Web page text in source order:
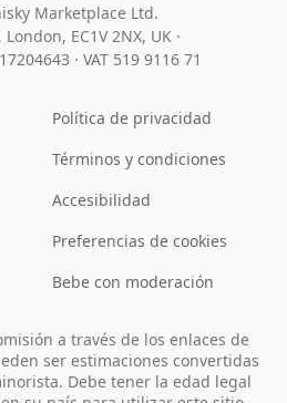
Marketplace Ltd.
EC1V 2NX, UK ·
· VAT 519 9116 71
Política de privacidad
Términos y condiciones
Accesibilidad
Preferencias de cookies
Bebe con moderación
a través de los enlaces de
ser estimaciones convertidas
Debe tener la edad legal